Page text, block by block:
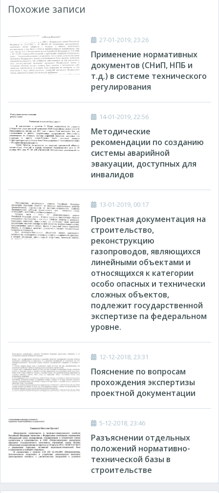
Похожие записи
27-01-2019, 23:26
Применение нормативных
документов (СНиП, НПБ и
т.д.) в системе технического
регулирования
14-01-2019, 22:56
Методические
рекомендации по созданию
системы аварийной
эвакуации, доступных для
инвалидов
13-01-2019, 00:17
Проектная документация на
строительство,
реконструкцию
газопроводов, являющихся
линейными объектами и
относящихся к категории
особо опасных и технически
сложных объектов,
подлежит государственной
экспертизе па федеральном
уровне.
12-12-2018, 23:31
Пояснение по вопросам
прохождения экспертизы
проектной документации
5-12-2018, 23:46
Разъяснении отдельных
положений нормативно-
технической базы в
строительстве